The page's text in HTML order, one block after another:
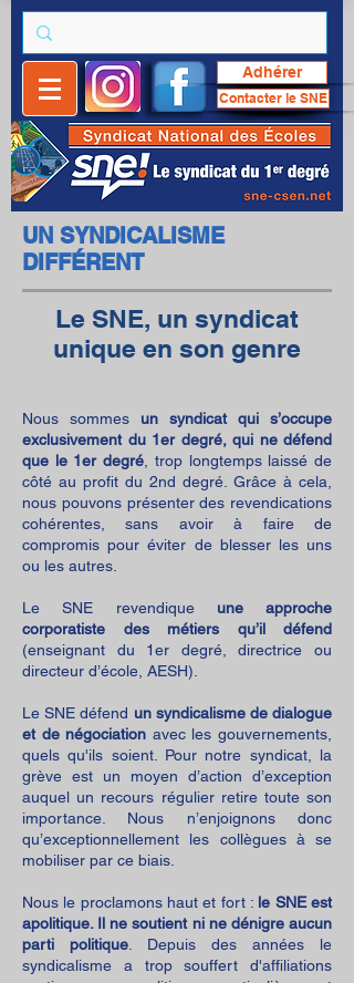
Adhérer
Contacter le SNE
UN SYNDICALISME
DIFFÉRENT
Le SNE, un syndicat
unique en son genre
Nous sommes un syndicat qui s’occupe
exclusivement du 1er degré, qui ne défend
que le 1er degré , trop longtemps laissé de
côté au profit du 2nd degré. Grâce à cela,
nous pouvons présenter des revendications
cohérentes, sans avoir à faire de
compromis pour éviter de blesser les uns
ou les autres.
Le SNE revendique une approche
corporatiste des métiers qu’il défend
(enseignant du 1er degré, directrice ou
directeur d’école, AESH).
Le SNE défend un syndicalisme de dialogue
et de négociation avec les gouvernements,
quels qu'ils soient. Pour notre syndicat, la
grève est un moyen d’action d’exception
auquel un recours régulier retire toute son
importance. Nous n’enjoignons donc
qu’exceptionnellement les collègues à se
mobiliser par ce biais.
Nous le proclamons haut et fort : le SNE est
apolitique. Il ne soutient ni ne dénigre aucun
parti politique . Depuis des années le
syndicalisme a trop souffert d'affiliations